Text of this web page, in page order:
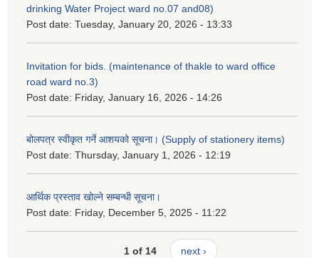
drinking Water Project ward no.07 and08)
Post date: Tuesday, January 20, 2026 - 13:33
Invitation for bids. (maintenance of thakle to ward office
road ward no.3)
Post date: Friday, January 16, 2026 - 14:26
बोलपत्र स्वीकृत गर्ने आशयको सूचना। (Supply of stationery items)
Post date: Thursday, January 1, 2026 - 12:19
आर्थिक प्रस्ताव खोल्ने सम्बन्धी सूचना।
Post date: Friday, December 5, 2025 - 11:22
1 of 14 next ›